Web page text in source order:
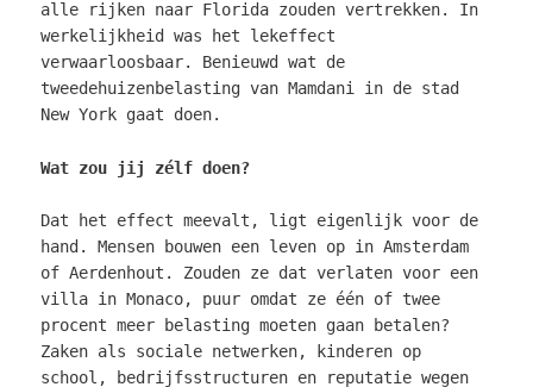
alle rijken naar Florida zouden vertrekken. In
werkelijkheid was het lekeffect
verwaarloosbaar. Benieuwd wat de
tweedehuizenbelasting van Mamdani in de stad
New York gaat doen.
Wat zou jij zélf doen?
Dat het effect meevalt, ligt eigenlijk voor de
hand. Mensen bouwen een leven op in Amsterdam
of Aerdenhout. Zouden ze dat verlaten voor een
villa in Monaco, puur omdat ze één of twee
procent meer belasting moeten gaan betalen?
Zaken als sociale netwerken, kinderen op
school, bedrijfsstructuren en reputatie wegen